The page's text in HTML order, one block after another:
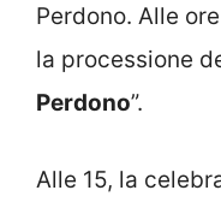
Perdono. Alle
la processione
Perdono”.
Alle 15, la